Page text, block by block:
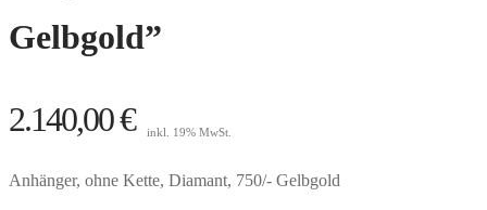
Gelbgold”
2.140,00€ inkl. 19% MwSt.
Anhänger, ohne Kette, Diamant, 750/- Gelbgold